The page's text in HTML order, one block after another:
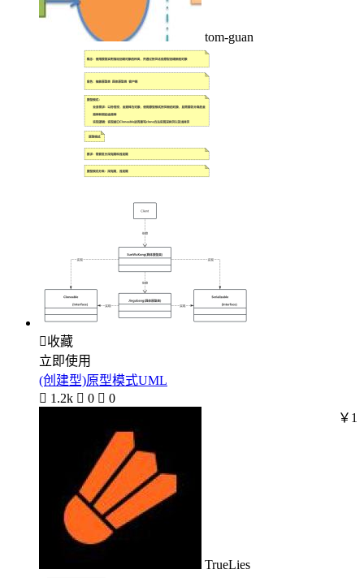
tom-guan
收藏
立即使用
(创建型)原型模式UML
 1.2k  0  0
TrueLies
￥1